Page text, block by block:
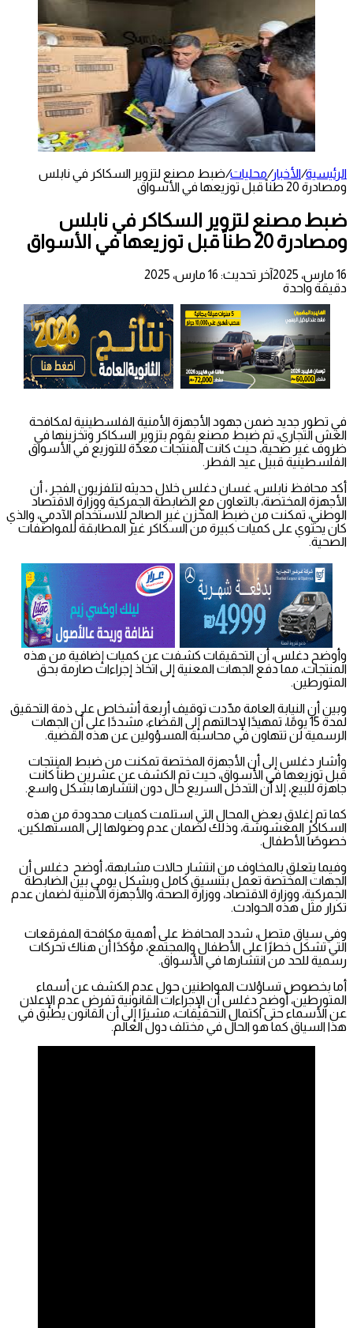
الرئيسية/الأخبار/محليات/ضبط مصنع لتزوير السكاكر في نابلس
ومصادرة 20 طناً قبل توزيعها في الأسواق
ضبط مصنع لتزوير السكاكر في نابلس
ومصادرة 20 طناً قبل توزيعها في الأسواق
16 مارس، 2025
آخر تحديث: 16 مارس، 2025
دقيقة واحدة
في تطور جديد ضمن جهود الأجهزة الأمنية الفلسطينية لمكافحة
الغش التجاري، تم ضبط مصنع يقوم بتزوير السكاكر وتخزينها في
ظروف غير صحية، حيث كانت المنتجات معدّة للتوزيع في الأسواق
الفلسطينية قبيل عيد الفطر.
أكد محافظ نابلس، غسان دغلس خلال حديثه لتلفزيون الفجر ، أن
الأجهزة المختصة، بالتعاون مع الضابطة الجمركية ووزارة الاقتصاد
الوطني، تمكنت من ضبط المخزن غير الصالح للاستخدام الآدمي، والذي
كان يحتوي على كميات كبيرة من السكاكر غير المطابقة للمواصفات
الصحية.
وأوضح دغلس، أن التحقيقات كشفت عن كميات إضافية من هذه
المنتجات، مما دفع الجهات المعنية إلى اتخاذ إجراءات صارمة بحق
المتورطين.
وبين أن النيابة العامة مدّدت توقيف أربعة أشخاص على ذمة التحقيق
لمدة 15 يومًا، تمهيدًا لإحالتهم إلى القضاء، مشددًا على أن الجهات
الرسمية لن تتهاون في محاسبة المسؤولين عن هذه القضية.
وأشار دغلس إلى أن الأجهزة المختصة تمكنت من ضبط المنتجات
قبل توزيعها في الأسواق، حيث تم الكشف عن عشرين طناً كانت
جاهزة للبيع، إلا أن التدخل السريع حال دون انتشارها بشكل واسع.
كما تم إغلاق بعض المحال التي استلمت كميات محدودة من هذه
السكاكر المغشوشة، وذلك لضمان عدم وصولها إلى المستهلكين،
خصوصًا الأطفال.
وفيما يتعلق بالمخاوف من انتشار حالات مشابهة، أوضح دغلس أن
الجهات المختصة تعمل بتنسيق كامل وبشكل يومي بين الضابطة
الجمركية، ووزارة الاقتصاد، ووزارة الصحة، والأجهزة الأمنية لضمان عدم
تكرار مثل هذه الحوادث.
وفي سياق متصل، شدد المحافظ على أهمية مكافحة المفرقعات
التي تشكل خطرًا على الأطفال والمجتمع، مؤكدًا أن هناك تحركات
رسمية للحد من انتشارها في الأسواق.
أما بخصوص تساؤلات المواطنين حول عدم الكشف عن أسماء
المتورطين، أوضح دغلس أن الإجراءات القانونية تفرض عدم الإعلان
عن الأسماء حتى اكتمال التحقيقات، مشيرًا إلى أن القانون يطبق في
هذا السياق كما هو الحال في مختلف دول العالم.